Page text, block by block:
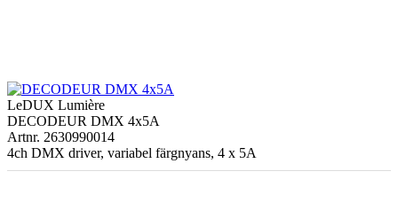
LeDUX Lumière
DECODEUR DMX 4x5A
Artnr. 2630990014
4ch DMX driver, variabel färgnyans, 4 x 5A